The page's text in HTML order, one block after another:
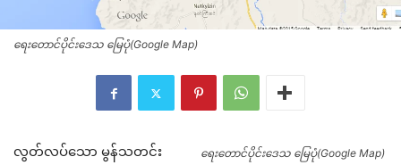
ရေးတောင်ပိုင်းဒေသ မြေပုံ(Google Map)
ရေးတောင်ပိုင်းဒေသ မြေပုံ(Google Map)
လွတ်လပ်သော မွန်သတင်း